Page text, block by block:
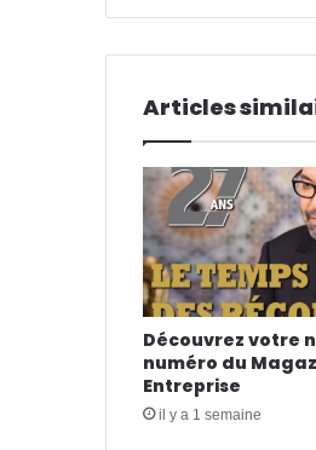
Articles
Découvrez votre
numéro du
Entreprise
il y a 1 semaine